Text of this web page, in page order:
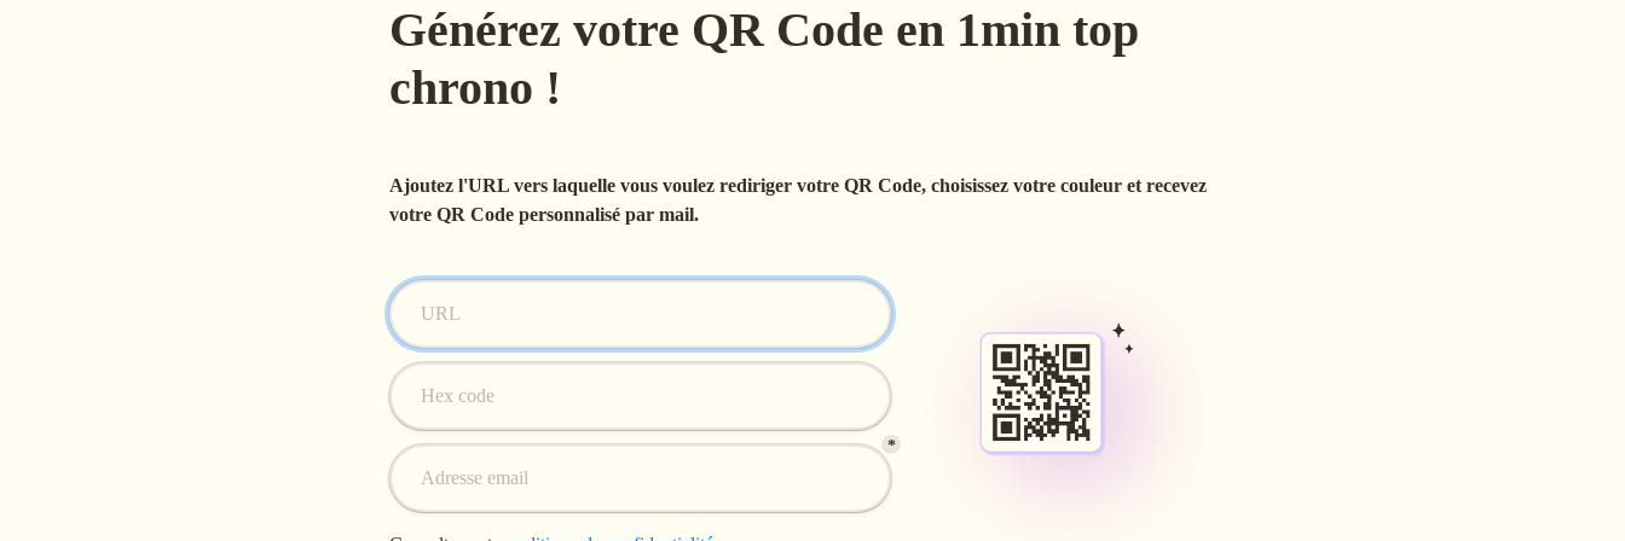
Générez votre QR Code en 1min top
Ajoutez l'URL vers laquelle vous voulez rediriger votre QR Code, choisissez votre couleur et recevez
votre QR Code personnalisé par mail.
*